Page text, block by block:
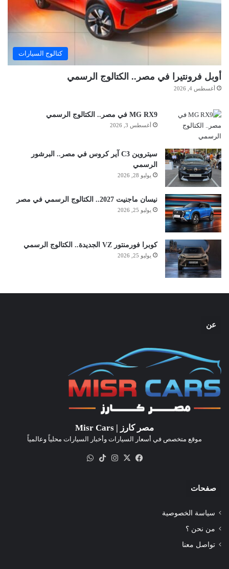
كتالوج السيارات
أوبل فرونتيرا في مصر.. الكتالوج الرسمي
أغسطس 4, 2026
MG RX9 في مصر.. الكتالوج الرسمي
أغسطس 3, 2026
سيتروين C3 آير كروس في مصر.. البرشور
الرسمي
يوليو 28, 2026
نيسان ماجنيت 2027.. الكتالوج الرسمي في مصر
يوليو 25, 2026
كوبرا فورمنتور VZ الجديدة.. الكتالوج الرسمي
يوليو 25, 2026
عن
مصر كارز | Misr Cars
موقع متخصص في أسعار السيارات وأخبار السيارات محلياً وعالمياً
فيسبوك
‫X انستقرام‫TikTok
صفحات
سياسة الخصوصية
من نحن ؟
تواصل معنا